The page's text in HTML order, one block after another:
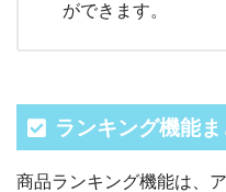
ができます。
ランキング機能
商品ランキング機能は、